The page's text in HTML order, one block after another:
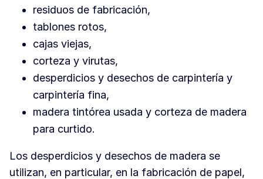
residuos de fabricación,
tablones rotos,
cajas viejas,
corteza y virutas,
desperdicios y desechos de carpintería y
carpintería fina,
madera tintórea usada y corteza de madera
para curtido.
Los desperdicios y desechos de madera se
utilizan, en particular, en la fabricación de papel,